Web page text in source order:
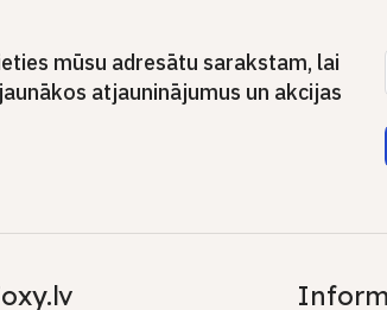
mūsu adresātu sarakstam, lai
atjauninājumus un akcijas